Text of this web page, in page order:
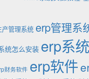
产管理系统 erp管理系
统怎么安装 erp系
财务软件 erp软件